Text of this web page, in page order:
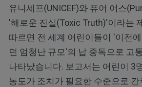
유니세프(UNICEF)와 퓨어 어스
'해로운 진실(Toxic Truth)'이라는
따르면 전 세계 어린이들이 '이전
던 엄청난 규모'의 납 중독으로 고
나타났습니다. 보고서는 어린이 3
농도가 조치가 필요한 수준으로